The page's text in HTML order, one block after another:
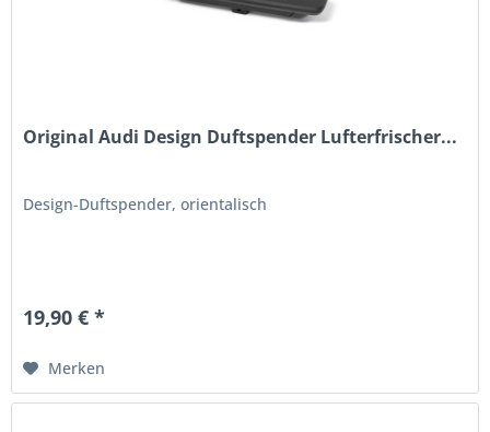
Original Audi Design Duftspender Lufterfrischer...
Design-Duftspender, orientalisch
19,90 € *
Merken